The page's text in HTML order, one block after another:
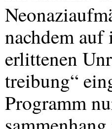
nachdem auf
erlittenen
treibung“
Programm